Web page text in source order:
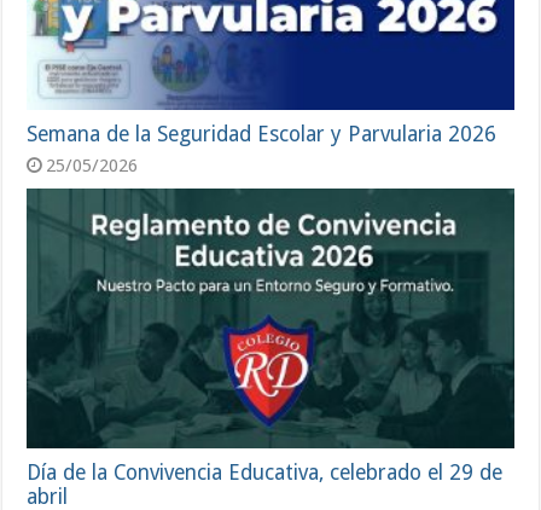
Semana de la Seguridad Escolar y Parvularia 2026
25/05/2026
Día de la Convivencia Educativa, celebrado el 29 de
abril